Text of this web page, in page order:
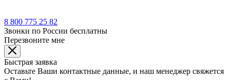
8 800 775 25 82
Звонки по России бесплатны
Перезвоните мне
Быстрая заявка
Оставьте Ваши контактные данные, и наш менеджер свяжется